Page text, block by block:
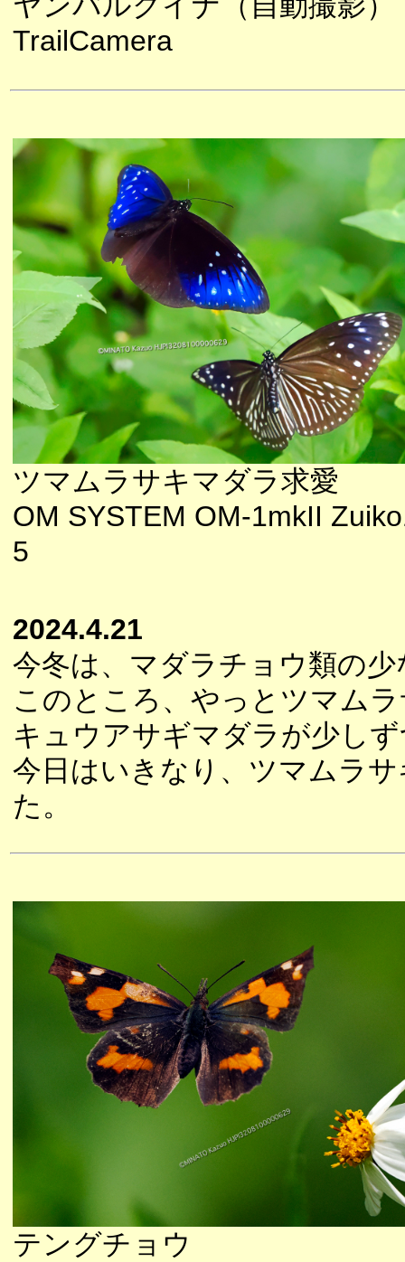
TrailCamera
ツマムラサキマダラ求愛
OM SYSTEM OM-1mkII
5
2024.4.21
今冬は、マダラチョウ類の
このところ、やっとツマム
キュウアサギマダラが少し
今日はいきなり、ツマムラ
た。
テングチョウ